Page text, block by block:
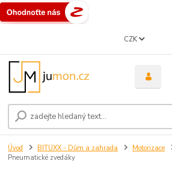
CZK
Úvod BITUXX - Dům a zahrada Motorizace
Pneumatické zvedáky